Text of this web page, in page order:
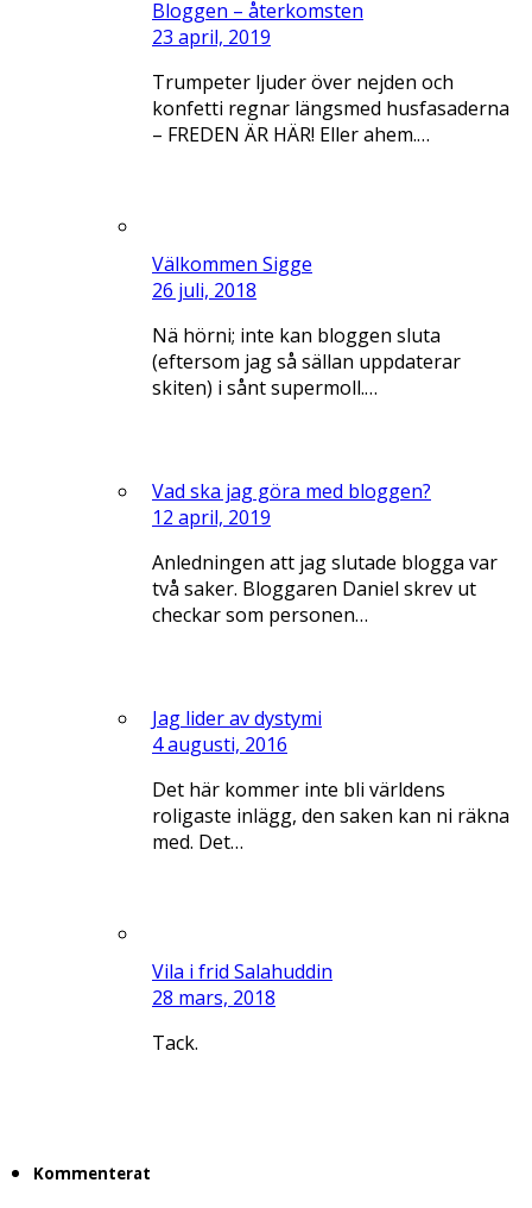
Bloggen – återkomsten
23 april, 2019
Trumpeter ljuder över nejden och
konfetti regnar längsmed husfasaderna
– FREDEN ÄR HÄR! Eller ahem.…
Välkommen Sigge
26 juli, 2018
Nä hörni; inte kan bloggen sluta
(eftersom jag så sällan uppdaterar
skiten) i sånt supermoll.…
Vad ska jag göra med bloggen?
12 april, 2019
Anledningen att jag slutade blogga var
två saker. Bloggaren Daniel skrev ut
checkar som personen…
Jag lider av dystymi
4 augusti, 2016
Det här kommer inte bli världens
roligaste inlägg, den saken kan ni räkna
med. Det…
Vila i frid Salahuddin
28 mars, 2018
Tack.
Kommenterat